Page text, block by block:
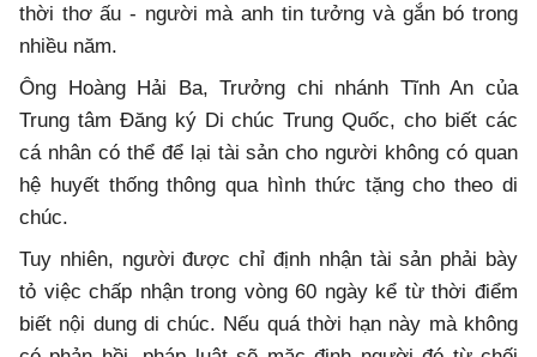
thời thơ ấu - người mà anh tin tưởng và gắn bó trong
nhiều năm.
Ông Hoàng Hải Ba, Trưởng chi nhánh Tĩnh An của
Trung tâm Đăng ký Di chúc Trung Quốc, cho biết các
cá nhân có thể để lại tài sản cho người không có quan
hệ huyết thống thông qua hình thức tặng cho theo di
chúc.
Tuy nhiên, người được chỉ định nhận tài sản phải bày
tỏ việc chấp nhận trong vòng 60 ngày kể từ thời điểm
biết nội dung di chúc. Nếu quá thời hạn này mà không